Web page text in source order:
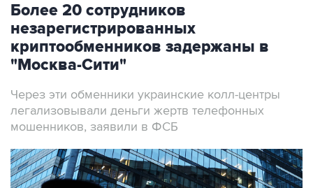
Более 20 сотрудников
незарегистрированных
криптообменников задержаны в
"Москва-Сити"
Через эти обменники украинские колл-центры
легализовывали деньги жертв телефонных
мошенников, заявили в ФСБ